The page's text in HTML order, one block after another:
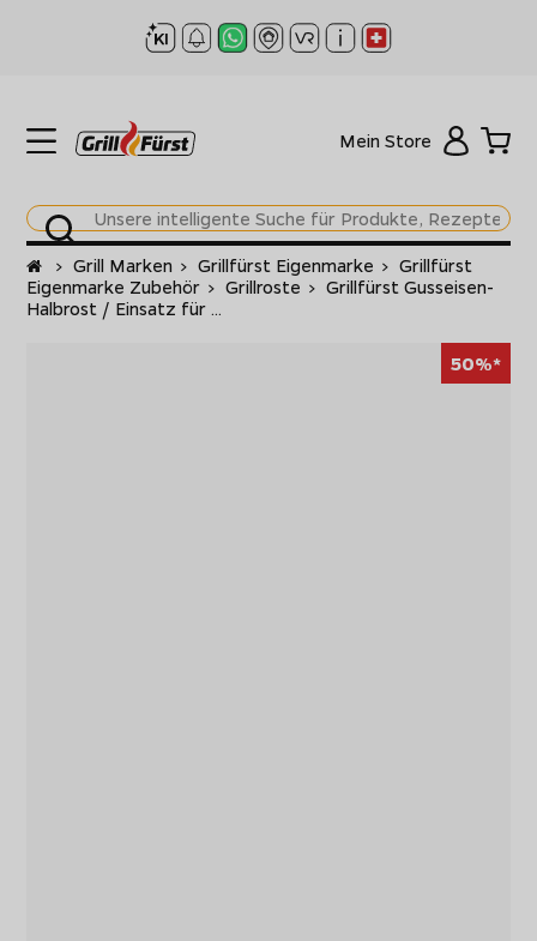
Mein Store
Startseite
> Grill Marken > Grillfürst Eigenmarke > Grillfürst
Eigenmarke Zubehör > Grillroste > Grillfürst Gusseisen-
Halbrost / Einsatz für ...
50%*